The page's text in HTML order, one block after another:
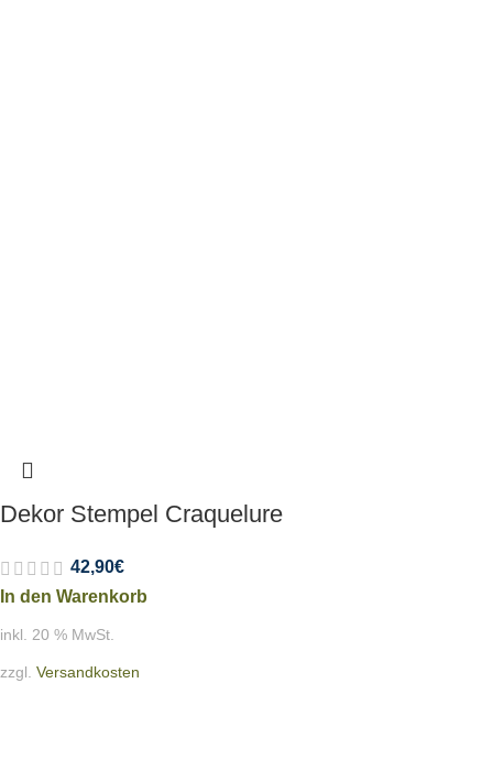
Dekor Stempel Craquelure
42,90€
In den Warenkorb
inkl. 20 % MwSt.
zzgl. Versandkosten